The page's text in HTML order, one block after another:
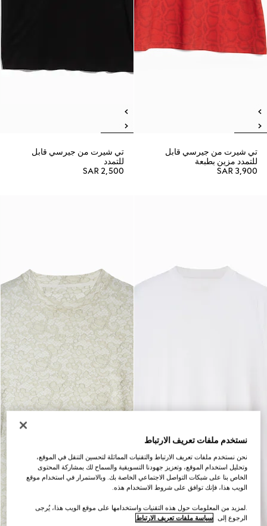
تي شيرت من جيرسي قابل
للتمدد مزين بطبعة
SAR 3,900
تي شيرت من جيرسي قابل
للتمدد
SAR 2,500
نستخدم ملفات تعريف الارتباط
نحن نستخدم ملفات تعريف الارتباط والتقنيات المماثلة لتحسين التنقل في الموقع،
وتحليل استخدام الموقع، وتعزيز جهودنا التسويقية والسماح لك بمشاركة المحتوى
الخاص بنا على شبكات التواصل الاجتماعي الخاصة بك. وبالاستمرار في استخدام موقع
الويب هذا، فإنك توافق على شروط الاستخدام هذه.
.لمزيد من المعلومات حول هذه التقنيات واستخدامها على موقع الويب هذا، يُرجى
الرجوع إلى سياسة ملفات تعريف الارتباط